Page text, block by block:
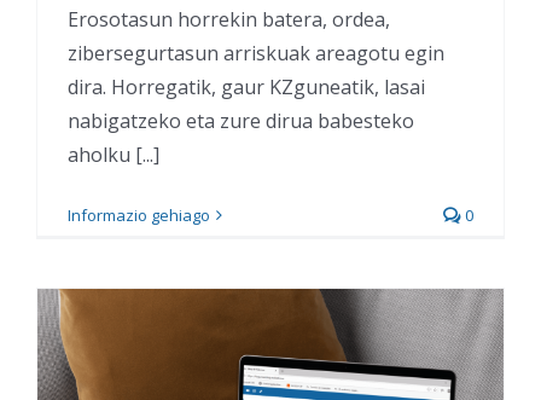
Erosotasun horrekin batera, ordea,
zibersegurtasun arriskuak areagotu egin
dira. Horregatik, gaur KZguneatik, lasai
nabigatzeko eta zure dirua babesteko
aholku [...]
Informazio gehiago 0